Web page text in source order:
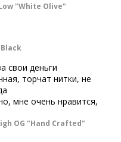
"White Olive"
свои деньги
торчат нитки, не
мне очень нравится,
OG "Hand Crafted"